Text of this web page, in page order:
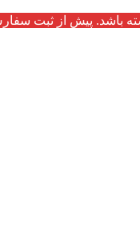
باشد. پیش از ثبت